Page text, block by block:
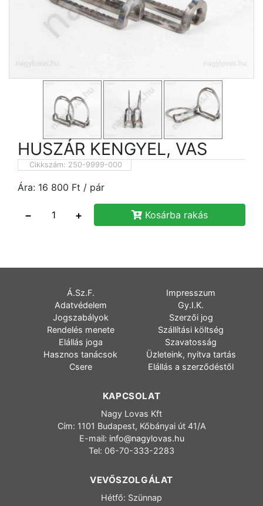
HUSZÁR KENGYEL, VAS
Cikkszám: 250-9999-000
Ára: 16 800 Ft / pár
− + Kosárba rakás
Á.Sz.F.
Impresszum
Adatvédelem
Gy.I.K.
Jogszabályok
Szerzői jog
Rendelés menete
Szállítási költség
Elállás joga
Szavatosság
Hasznos tanácsok
Üzleteink, nyitva tartás
Csere
Elállás a szerződéstől
KAPCSOLAT
Nagy Lovas Kft
Cím: 1101 Budapest, Kőbányai út 41/A
E-mail: info@nagylovas.hu
Tel: 06-70-333-2283
VEVŐSZOLGÁLAT
Hétfő: Szünnap